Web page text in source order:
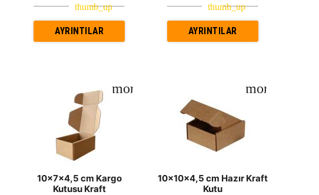
AYRINTILAR AYRINTILAR
10x7x4,5 cm Kargo
Kutusu Kraft
10x10x4,5 cm Hazır Kraft
Kutu